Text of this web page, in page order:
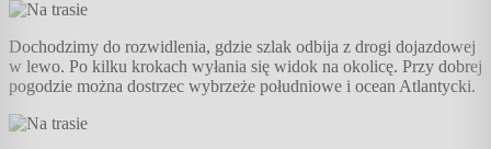
Dochodzimy do rozwidlenia, gdzie szlak odbija z drogi dojazdowej
w lewo. Po kilku krokach wyłania się widok na okolicę. Przy dobrej
pogodzie można dostrzec wybrzeże południowe i ocean Atlantycki.